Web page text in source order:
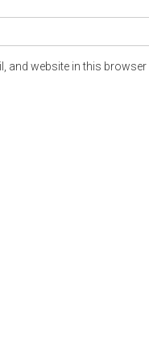
and website in this